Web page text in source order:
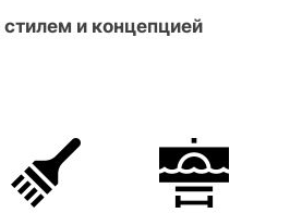
и концепцией